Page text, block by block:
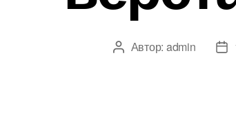
Автор
Автор: admin